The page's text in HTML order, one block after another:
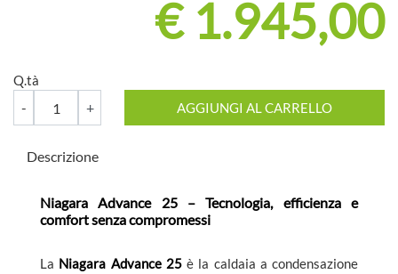
€ 1.945,00
Q.tà
AGGIUNGI AL CARRELLO
Descrizione
Niagara Advance 25 – Tecnologia, efficienza e
comfort senza compromessi
La Niagara Advance 25è la caldaia a condensazione